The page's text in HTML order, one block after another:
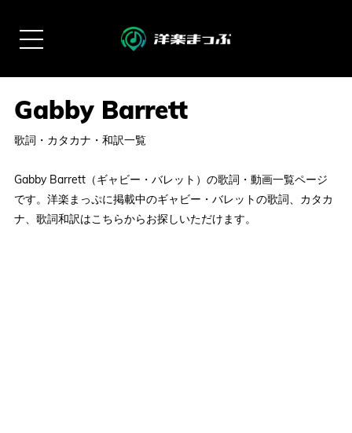
歌詞・カタカナ・和訳一覧
Gabby Barrett（ギャビー・バレット）の歌詞・動画一覧ページ
です。洋楽まっぷに掲載中のギャビー・バレットの歌詞、カタカ
ナ、歌詞和訳はこちらからお探しいただけます。